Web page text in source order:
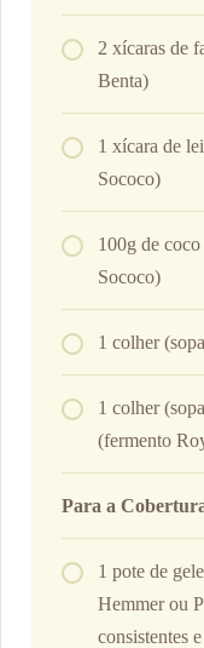
2 xícaras de
Benta)
1 xícara de
Sococo)
100g de
Sococo)
1 colher
1 colher
(fermento
Para a
1 pote de
Hemmer ou
consistentes